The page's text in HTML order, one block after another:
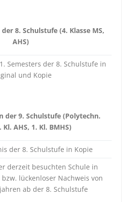
8. Schulstufe (4. Klasse MS,
AHS)
Semesters der 8. Schulstufe in
und Kopie
der 9. Schulstufe (Polytechn.
Kl. AHS, 1. Kl. BMHS)
der 8. Schulstufe in Kopie
derzeit besuchten Schule in
lückenloser Nachweis von
ab der 8. Schulstufe